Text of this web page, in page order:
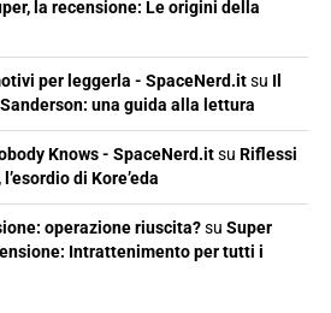
la recensione: Le origini della
per leggerla - SpaceNerd.itsu Il
una guida alla lettura
Knows - SpaceNerd.itsu Riflessi
di Kore’eda
operazione riuscita?su Super
Intrattenimento per tutti i